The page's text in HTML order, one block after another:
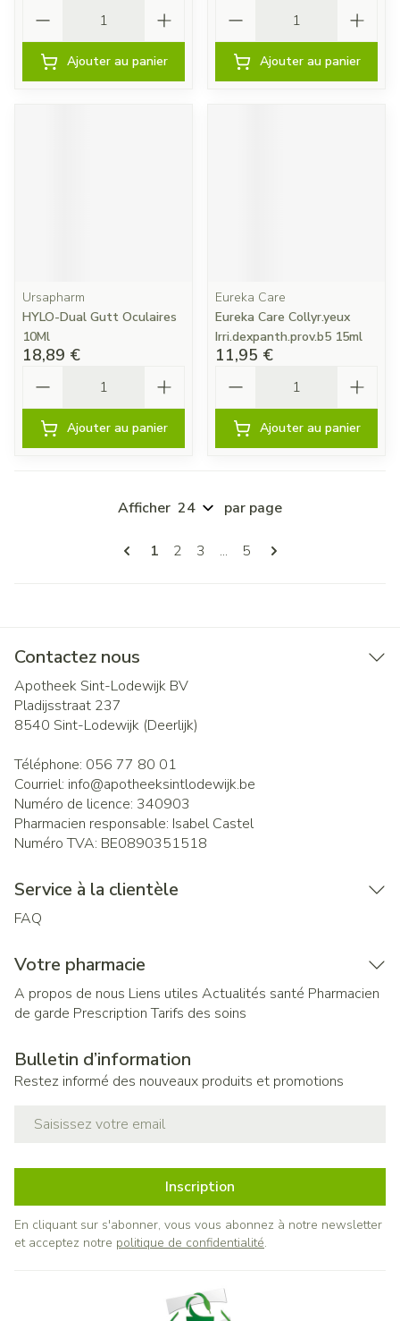
Ajouter au panier Ajouter au panier
Ursapharm
HYLO-Dual Gutt Oculaires
10Ml
18,89 €
Ajouter au panier
Eureka Care
Eureka Care Collyr.yeux
Irri.dexpanth.prov.b5 15ml
11,95 €
Ajouter au panier
Pages
Vous lisez actuellement la page
1 Page
2 Page
3 ... Page
5
Afficher par page
Contactez nous
Apotheek Sint-Lodewijk BV
Pladijsstraat 237
8540 Sint-Lodewijk (Deerlijk)
Téléphone: 056 77 80 01
Courriel: info@apotheeksintlodewijk.be
Numéro de licence: 340903
Pharmacien responsable: Isabel Castel
Numéro TVA: BE0890351518
Service à la clientèle
FAQ
Votre pharmacie
A propos de nous Liens utiles Actualités santé Pharmacien
de garde Prescription Tarifs des soins
Bulletin d’information
Restez informé des nouveaux produits et promotions
Inscription
En cliquant sur s'abonner, vous vous abonnez à notre newsletter
et acceptez notre politique de confidentialité.